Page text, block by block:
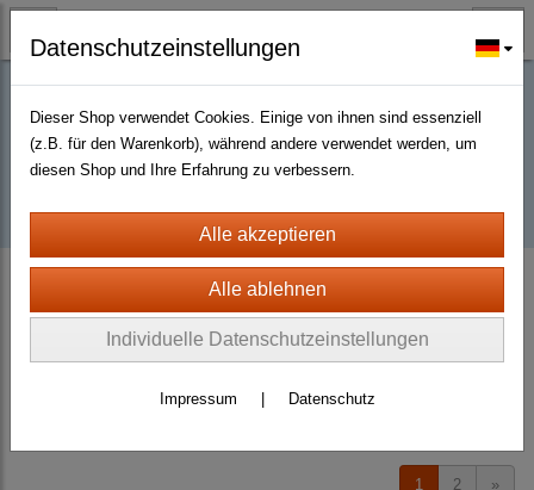
Buy D2R items | Diablo 2 Resurrected |
D2km
D2 Resurrected + ROTW Softcore Non Ladder (PC - PS4/5)
Sortierung wählen
1 2 »
Datenschutzeinstellungen
Dieser Shop verwendet Cookies. Einige von ihnen sind essenziell
(z.B. für den Warenkorb), während andere verwendet werden, um
diesen Shop und Ihre Erfahrung zu verbessern.
Individuelle Datenschutzeinstellungen
Impressum Datenschutz